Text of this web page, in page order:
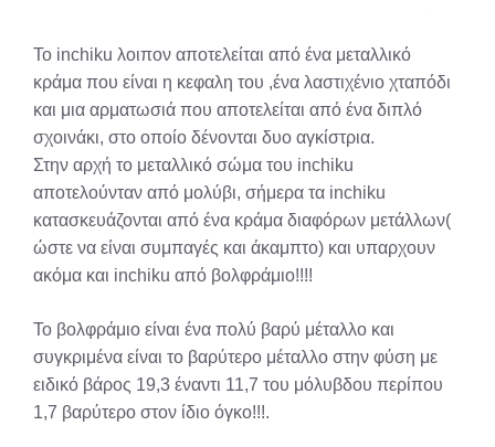
Το inchiku λοιπον αποτελείται από ένα μεταλλικό
κράμα που είναι η κεφαλη του ,ένα λαστιχένιο χταπόδι
και μια αρματωσιά που αποτελείται από ένα διπλό
σχοινάκι, στο οποίο δένονται δυο αγκίστρια.
Στην αρχή το μεταλλικό σώμα του inchiku
αποτελούνταν από μολύβι, σήμερα τα inchiku
κατασκευάζονται από ένα κράμα διαφόρων μετάλλων(
ώστε να είναι συμπαγές και άκαμπτο) και υπαρχουν
ακόμα και inchiku από βολφράμιο!!!!
Το βολφράμιο είναι ένα πολύ βαρύ μέταλλο και
συγκριμένα είναι το βαρύτερο μέταλλο στην φύση με
ειδικό βάρος 19,3 έναντι 11,7 του μόλυβδου περίπου
1,7 βαρύτερο στον ίδιο όγκο!!!.